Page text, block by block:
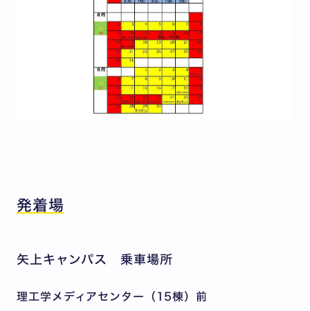
発着場
矢上キャンパス 乗車場所
理工学メディアセンター（15棟）前